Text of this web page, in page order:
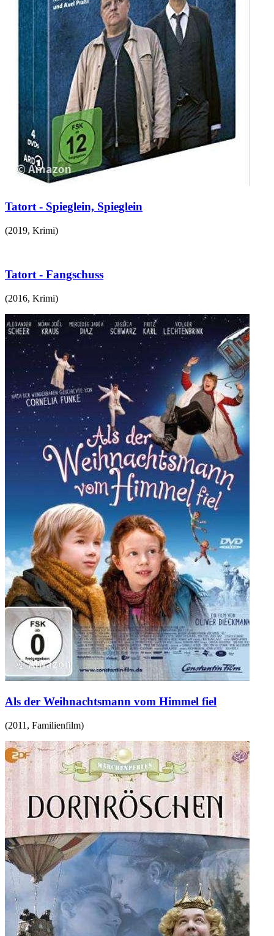
Tatort - Spieglein, Spieglein
(2019, Krimi)
Tatort - Fangschuss
(2016, Krimi)
Als der Weihnachtsmann vom Himmel fiel
(2011 , Familienfilm)